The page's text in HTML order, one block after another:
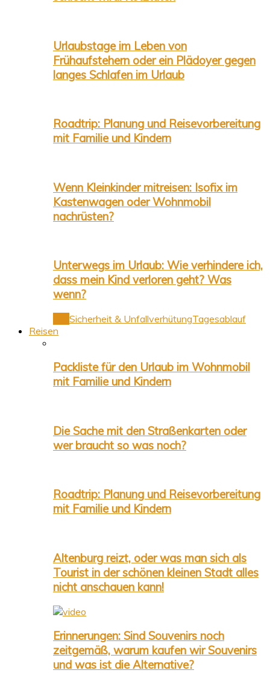
Urlaubstage im Leben von
Frühaufstehern oder ein Plädoyer gegen
langes Schlafen im Urlaub
Roadtrip: Planung und Reisevorbereitung
mit Familie und Kindern
Wenn Kleinkinder mitreisen: Isofix im
Kastenwagen oder Wohnmobil
nachrüsten?
Unterwegs im Urlaub: Wie verhindere ich,
dass mein Kind verloren geht? Was
wenn?
Sicherheit & UnfallverhütungTagesablauf
Reisen
Packliste für den Urlaub im Wohnmobil
mit Familie und Kindern
Die Sache mit den Straßenkarten oder
wer braucht so was noch?
Roadtrip: Planung und Reisevorbereitung
mit Familie und Kindern
Altenburg reizt, oder was man sich als
Tourist in der schönen kleinen Stadt alles
nicht anschauen kann!
Erinnerungen: Sind Souvenirs noch
zeitgemäß, warum kaufen wir Souvenirs
und was ist die Alternative?